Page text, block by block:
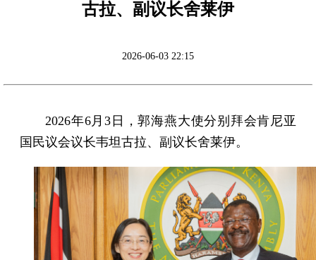
古拉、副议长舍莱伊
2026-06-03 22:15
2026年6月3日，郭海燕大使分别拜会肯尼亚
国民议会议长韦坦古拉、副议长舍莱伊。